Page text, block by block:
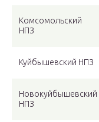
Комсомольский
НПЗ
Куйбышевский НПЗ
Новокуйбышевский
НПЗ